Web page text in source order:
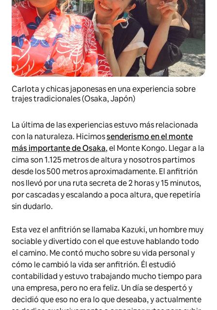
Carlota y chicas japonesas en una experiencia sobre
trajes tradicionales (Osaka, Japón)
La última de las experiencias estuvo más relacionada
con la naturaleza. Hicimossenderismo en el monte
más importante de Osaka, el Monte Kongo. Llegar a la
cima son 1.125 metros de altura y nosotros partimos
desde los 500 metros aproximadamente. El anfitrión
nos llevó por una ruta secreta de 2 horas y 15 minutos,
por cascadas y escalando a poca altura, que repetiría
sin dudarlo.
Esta vez el anfitrión se llamaba Kazuki, un hombre muy
sociable y divertido con el que estuve hablando todo
el camino. Me contó mucho sobre su vida personal y
cómo le cambió la vida ser anfitrión. Él estudió
contabilidad y estuvo trabajando mucho tiempo para
una empresa, pero no era feliz. Un día se despertó y
decidió que eso no era lo que deseaba, y actualmente